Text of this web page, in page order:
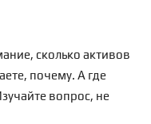
сколько активов
почему. А где
вопрос, не